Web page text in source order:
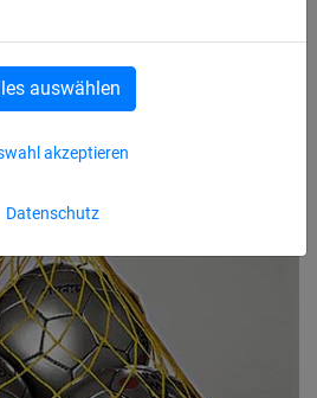
Datenschutz
akzeptieren
auswählen